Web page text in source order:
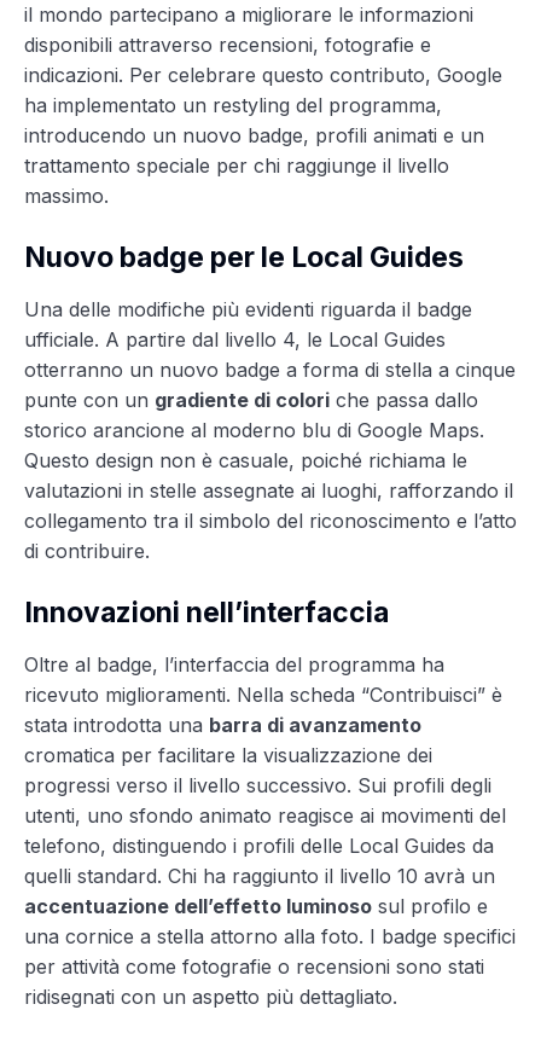
il mondo partecipano a migliorare le informazioni
disponibili attraverso recensioni, fotografie e
indicazioni. Per celebrare questo contributo, Google
ha implementato un restyling del programma,
introducendo un nuovo badge, profili animati e un
trattamento speciale per chi raggiunge il livello
massimo.
Nuovo badge per le Local Guides
Una delle modifiche più evidenti riguarda il badge
ufficiale. A partire dal livello 4, le Local Guides
otterranno un nuovo badge a forma di stella a cinque
punte con un gradiente di colori che passa dallo
storico arancione al moderno blu di Google Maps.
Questo design non è casuale, poiché richiama le
valutazioni in stelle assegnate ai luoghi, rafforzando il
collegamento tra il simbolo del riconoscimento e l’atto
di contribuire.
Innovazioni nell’interfaccia
Oltre al badge, l’interfaccia del programma ha
ricevuto miglioramenti. Nella scheda “Contribuisci” è
stata introdotta una barra di avanzamento
cromatica per facilitare la visualizzazione dei
progressi verso il livello successivo. Sui profili degli
utenti, uno sfondo animato reagisce ai movimenti del
telefono, distinguendo i profili delle Local Guides da
quelli standard. Chi ha raggiunto il livello 10 avrà un
accentuazione dell’effetto luminoso sul profilo e
una cornice a stella attorno alla foto. I badge specifici
per attività come fotografie o recensioni sono stati
ridisegnati con un aspetto più dettagliato.